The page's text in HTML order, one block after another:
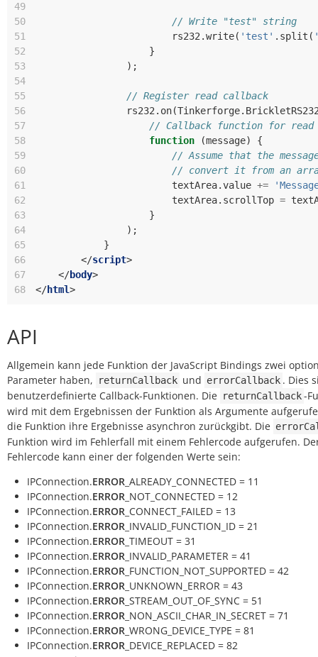
49
50
// Write "test" string
51
rs232 .write( 'test' . split (
52
}
53
);
54
55
// Register read callback
56
rs232 . on(Tinkerforge.
57
// Callback function for read
58
function (message)
{
59
// Assume that the
60
// convert it from an
61
textArea.value +=
62
textArea. scrollTop =
63
}
64
);
65
}
66
</script>
67
</body>
68
</html>
API
Allgemein kann jede Funktion der JavaScript Bindings zwei
Parameter haben,
returnCallback und errorCallback . Dies
benutzerdefinierte Callback-Funktionen. Die returnCallback-
wird mit dem Ergebnissen der Funktion als Argumente
die Funktion ihre Ergebnisse asynchron zurückgibt. Die
Funktion wird im Fehlerfall mit einem Fehlercode aufgerufen.
Fehlercode kann einer der folgenden Werte sein:
IPConnection.ERROR _ALREADY_CONNECTED = 11
IPConnection.ERROR _NOT_CONNECTED = 12
IPConnection.ERROR _CONNECT_FAILED = 13
IPConnection.ERROR _INVALID_FUNCTION_ID = 21
IPConnection.ERROR _TIMEOUT = 31
IPConnection.ERROR _INVALID_PARAMETER = 41
IPConnection.ERROR _FUNCTION_NOT_SUPPORTED = 42
IPConnection.ERROR _UNKNOWN_ERROR = 43
IPConnection.ERROR _STREAM_OUT_OF_SYNC = 51
IPConnection.ERROR _NON_ASCII_CHAR_IN_SECRET = 71
IPConnection.ERROR _WRONG_DEVICE_TYPE = 81
IPConnection.ERROR _DEVICE_REPLACED = 82